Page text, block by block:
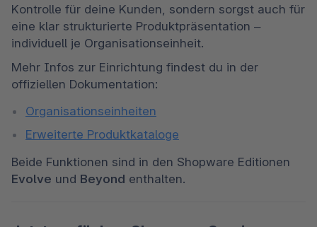
Kontrolle für deine Kunden, sondern sorgst auch für
eine klar strukturierte Produktpräsentation –
individuell je Organisationseinheit.
Mehr Infos zur Einrichtung findest du in der
offiziellen Dokumentation:
Organisationseinheiten
Erweiterte Produktkataloge
Evolve und Beyond enthalten.